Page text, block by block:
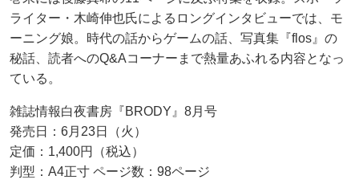
ライター・木崎伸也氏によるロングインタビューでは、モ
ーニング娘。時代の話からゲームの話、写真集『flos』の
秘話、読者へのQ&Aコーナーまで熱量あふれる内容となっ
ている。
雑誌情報白夜書房『BRODY』8月号
発売日：6月23日（火）
定価：1,400円（税込）
判型：A4正寸 ページ数：98ページ